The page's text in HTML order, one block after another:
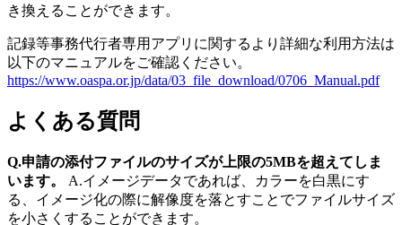
き換えることができます。
記録等事務代行者専用アプリに関するより詳細な利用方法は
以下のマニュアルをご確認ください。
https://www.oaspa.or.jp/data/03_file_download/0706_Manual.pdf
よくある質問
Q.申請の添付ファイルのサイズが上限の5MBを超えてしま
います。
A.イメージデータであれば、カラーを白黒にす
る、イメージ化の際に解像度を落とすことでファイルサイズ
を小さくすることができます。